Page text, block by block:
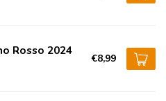
Rosso 2024
€8,99